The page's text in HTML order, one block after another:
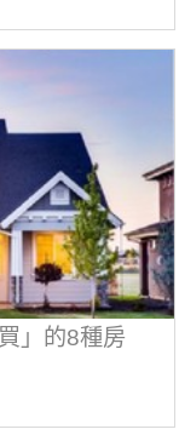
」的8種房